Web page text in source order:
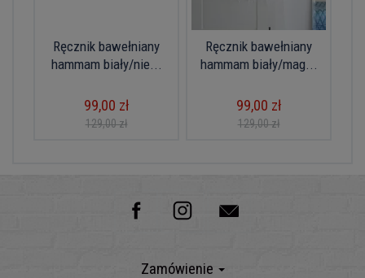
Ręcznik bawełniany
hammam biały/nie...
99,00 zł
129,00 zł
Ręcznik bawełniany
hammam biały/mag...
99,00 zł
129,00 zł
Zamówienie